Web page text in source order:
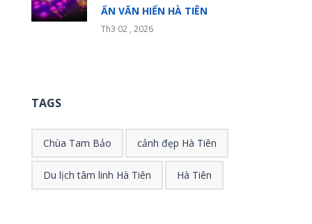
ẤN VĂN HIẾN HÀ TIÊN
Th3 02 , 2026
TAGS
Chùa Tam Bảo cảnh đẹp Hà Tiên
Du lịch tâm linh Hà Tiên Hà Tiên